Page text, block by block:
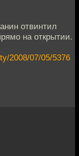
отвинтил
на открытии.
2008/07/05/5376